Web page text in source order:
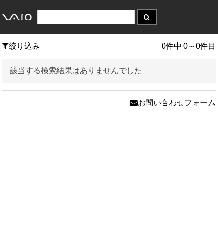
絞り込み 0件中 0～0件目
該当する検索結果はありませんでした
お問い合わせフォーム